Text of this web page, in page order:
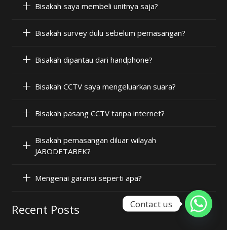
Bisakah saya membeli unitnya saja?
Bisakah survey dulu sebelum pemasangan?
Bisakah dipantau dari handphone?
Bisakah CCTV saya mengeluarkan suara?
Bisakah pasang CCTV tanpa internet?
Bisakah pemasangan diluar wilayah
JABODETABEK?
Mengenai garansi seperti apa?
Recent Posts Contact us